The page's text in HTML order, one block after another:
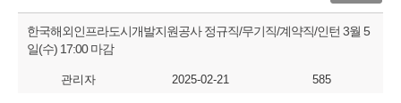
한국해외인프라도시개발지원공사 정규직/무기직/계약직/인턴 3월 5
일(수) 17:00 마감
관리자 2025-02-21 585